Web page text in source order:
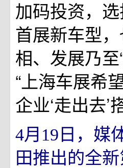
加码投资，
首展新车型
相、发展乃
“上海车展希
企业‘走出去’
4月19日，媒
田推出的全